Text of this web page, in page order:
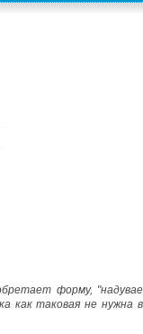
форму,
как таковая не нужна